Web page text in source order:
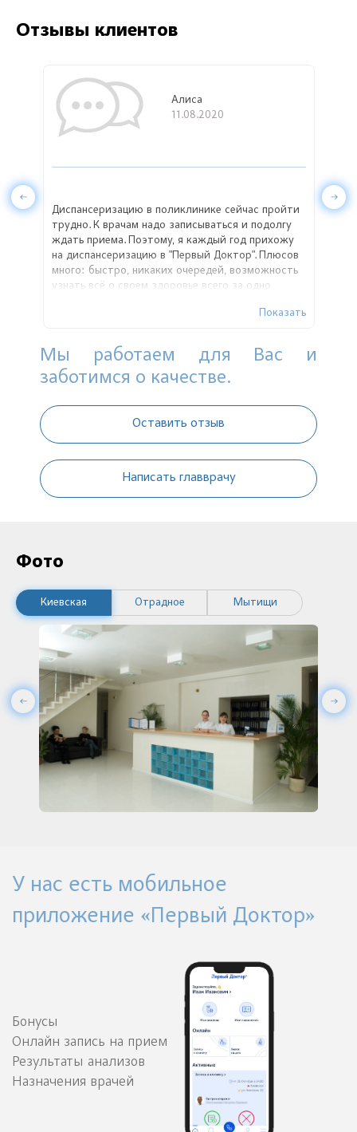
Отзывы клиентов
Алиса
11.08.2020
Диспансеризацию в поликлинике сейчас пройти
трудно. К врачам надо записываться и подолгу
ждать приема. Поэтому, я каждый год прихожу
на диспансеризацию в "Первый Доктор". Плюсов
много: быстро, никаких очередей, возможность
узнать всё о своем здоровье всего за одно
памятка. Очень советую потратить полчаса и
Показать
Мы работаем для Вас и
заботимся о качестве.
Оставить отзыв
Написать главврачу
Фото
Киевская Отрадное Мытищи
У нас есть мобильное
приложение «Первый Доктор»
Бонусы
Онлайн запись на прием
Результаты анализов
Назначения врачей